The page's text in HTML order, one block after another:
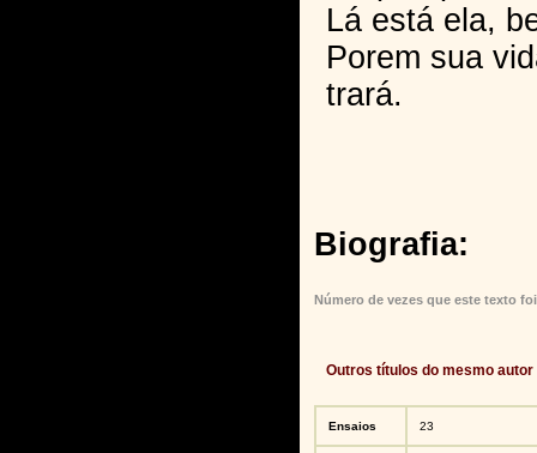
Lá está ela,
Porem sua
trará.
Biografia:
Número de vezes que este texto
Outros títulos do mesmo autor
Ensaios 23